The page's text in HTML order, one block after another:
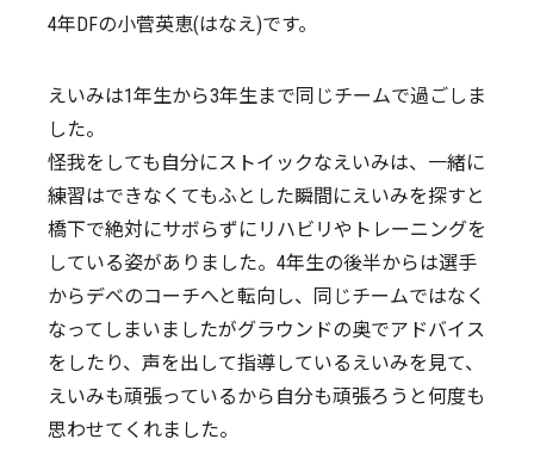
4年DFの小菅英恵(はなえ)です。
えいみは1年生から3年生まで同じチームで過ごしま
した。
怪我をしても自分にストイックなえいみは、一緒に
練習はできなくてもふとした瞬間にえいみを探すと
橋下で絶対にサボらずにリハビリやトレーニングを
している姿がありました。4年生の後半からは選手
からデベのコーチへと転向し、同じチームではなく
なってしまいましたがグラウンドの奥でアドバイス
をしたり、声を出して指導しているえいみを見て、
えいみも頑張っているから自分も頑張ろうと何度も
思わせてくれました。